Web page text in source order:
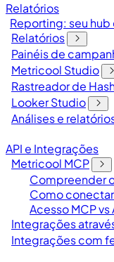
Relatórios
Reporting: seu
Relatórios
Painéis de
Metricool Studio
Rastreador de
Looker Studio
Análises e
API e Integrações
Metricool MCP
Compreender
Como
Acesso MCP
Integrações
Integrações com